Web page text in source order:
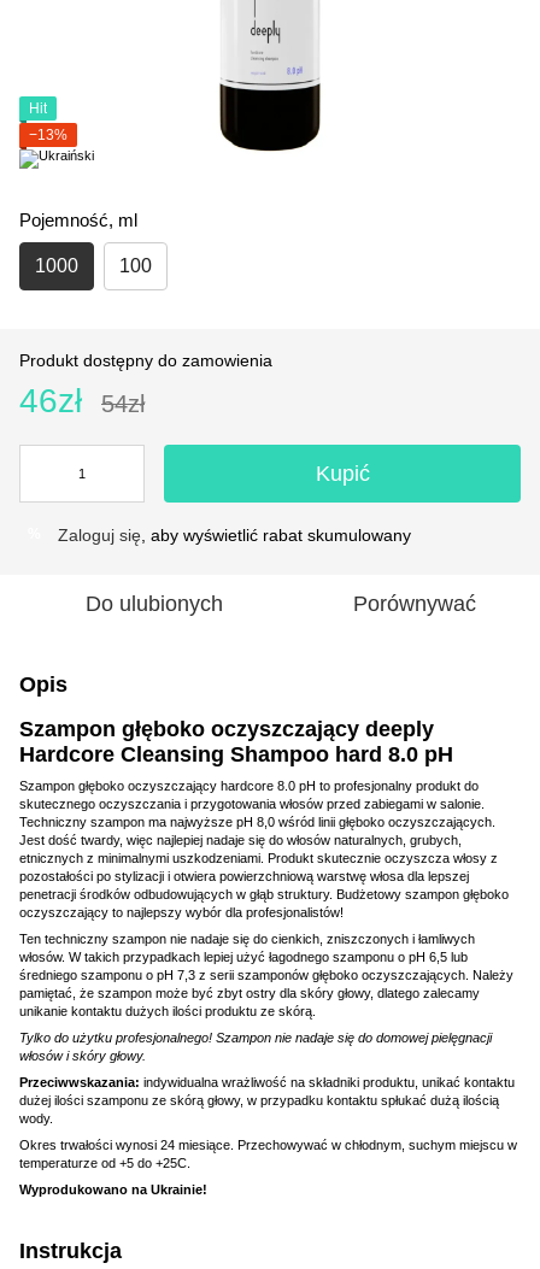
Hit
−13%
Pojemność, ml
1000 100
Produkt dostępny do zamowienia
46zł 54zł
Kupić
Zaloguj się , aby wyświetlić rabat skumulowany
Do ulubionych Porównywać
Opis
Szampon głęboko oczyszczający deeply
Hardcore Cleansing Shampoo hard 8.0 pH
Szampon głęboko oczyszczający hardcore 8.0 pH to profesjonalny produkt do
skutecznego oczyszczania i przygotowania włosów przed zabiegami w salonie.
Techniczny szampon ma najwyższe pH 8,0 wśród linii głęboko oczyszczających.
Jest dość twardy, więc najlepiej nadaje się do włosów naturalnych, grubych,
etnicznych z minimalnymi uszkodzeniami. Produkt skutecznie oczyszcza włosy z
pozostałości po stylizacji i otwiera powierzchniową warstwę włosa dla lepszej
penetracji środków odbudowujących w głąb struktury. Budżetowy szampon głęboko
oczyszczający to najlepszy wybór dla profesjonalistów!
Ten techniczny szampon nie nadaje się do cienkich, zniszczonych i łamliwych
włosów. W takich przypadkach lepiej użyć łagodnego szamponu o pH 6,5 lub
średniego szamponu o pH 7,3 z serii szamponów głęboko oczyszczających. Należy
pamiętać, że szampon może być zbyt ostry dla skóry głowy, dlatego zalecamy
unikanie kontaktu dużych ilości produktu ze skórą.
Tylko do użytku profesjonalnego! Szampon nie nadaje się do domowej pielęgnacji
włosów i skóry głowy.
Przeciwwskazania: indywidualna wrażliwość na składniki produktu, unikać kontaktu
dużej ilości szamponu ze skórą głowy, w przypadku kontaktu spłukać dużą ilością
wody.
Okres trwałości wynosi 24 miesiące. Przechowywać w chłodnym, suchym miejscu w
temperaturze od +5 do +25C.
Wyprodukowano na Ukrainie!
Instrukcja